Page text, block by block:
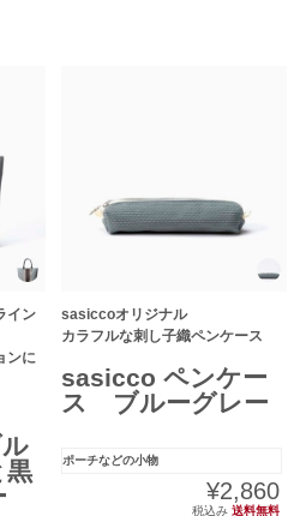
イン
ンに
黒
sasiccoオリジナル
カラフルな刺し子織ペンケース
sasicco ペンケー
ス ブルーグレー
ポーチなどの小物
¥2,860
税込み 送料無料